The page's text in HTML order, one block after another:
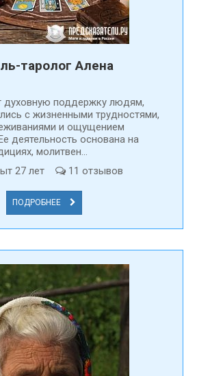
таролог Алена
духовную поддержку людям,
с жизненными трудностями,
и ощущением
деятельность основана на
молитвен...
27 лет 11 отзывов
ПОДРОБНЕЕ